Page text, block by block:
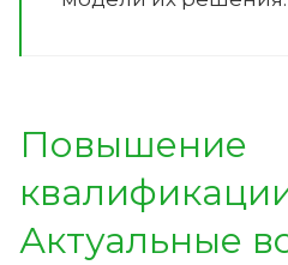
Повышение
Актуальные